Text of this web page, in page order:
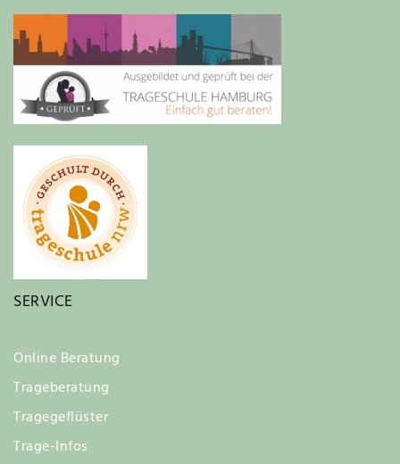
SERVICE
Online Beratung
Trageberatung
Tragegeflüster
Trage-Infos